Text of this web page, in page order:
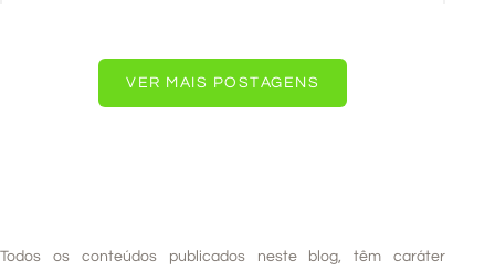
VER MAIS POSTAGENS
Todos os conteúdos publicados neste blog, têm caráter